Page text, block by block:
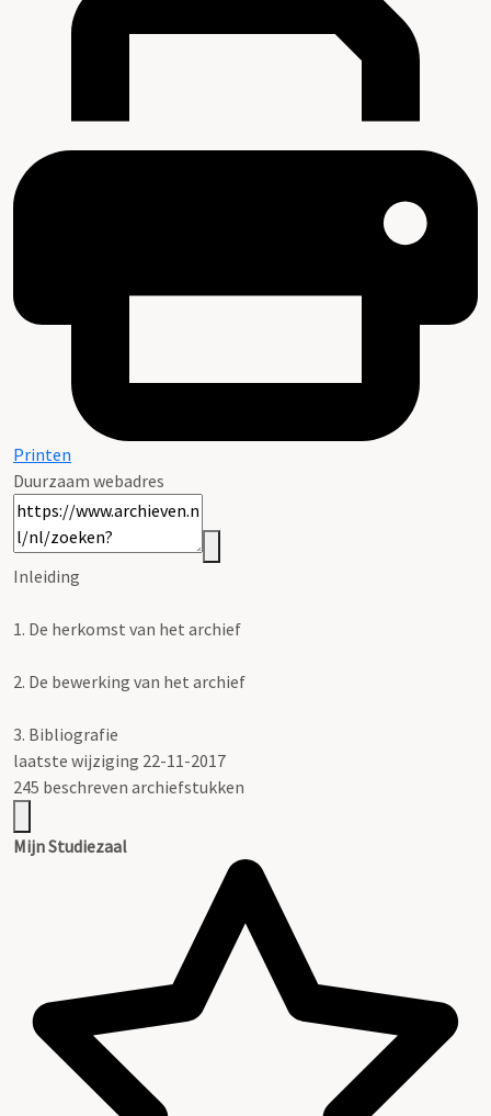
Printen
Duurzaam webadres
Inleiding
1. De herkomst van het archief
2. De bewerking van het archief
3. Bibliografie
laatste wijziging 22-11-2017
245 beschreven archiefstukken
Mijn Studiezaal